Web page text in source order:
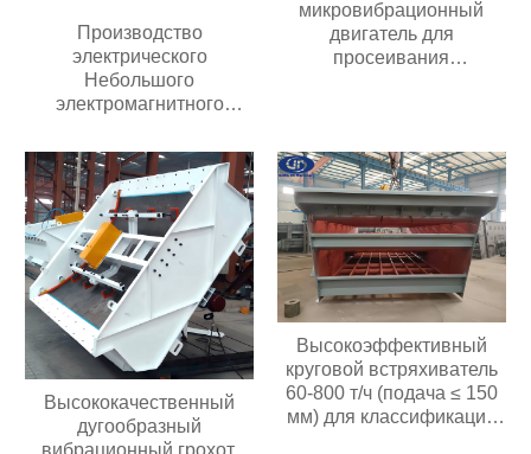
Производство
электрического
Небольшого
электромагнитного
вибрирующего лоткового
питателя с контроллером
микровибрационный
двигатель для
просеивания
Высококачественный
дугообразный
Высокоэффективный
круговой встряхиватель
60-800 т/ч (подача ≤ 150
мм) для классификации